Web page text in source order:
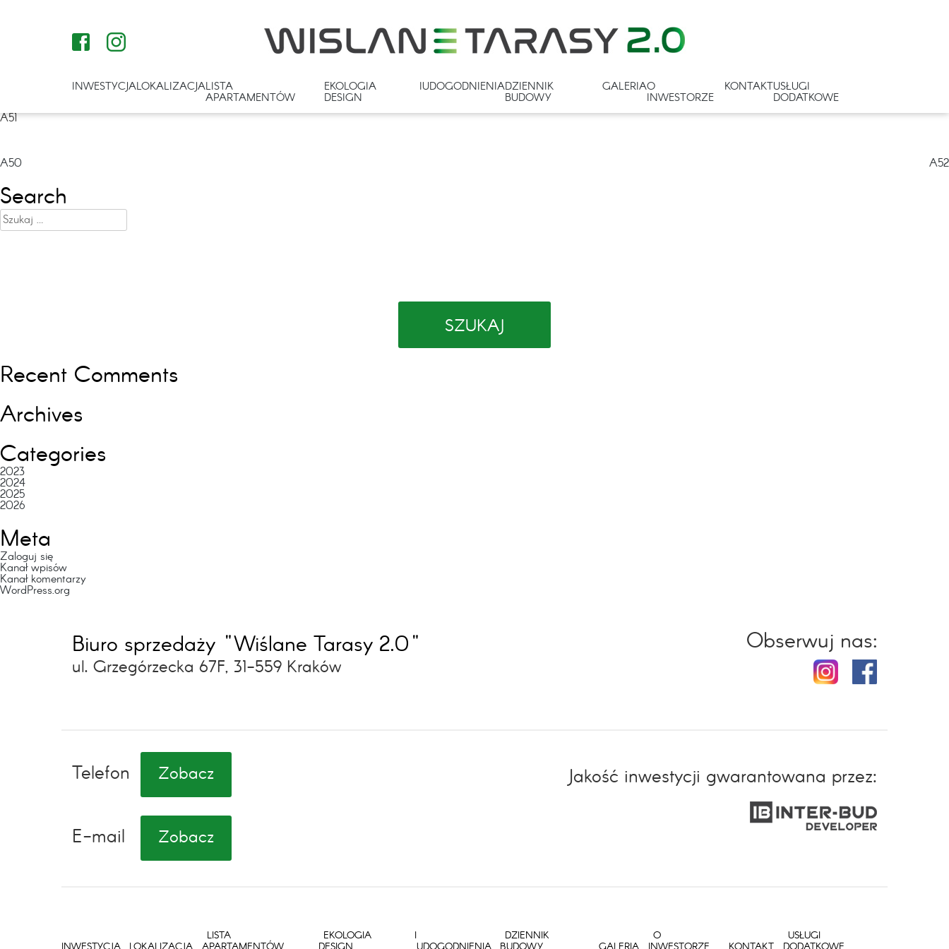
INWESTYCJALOKALIZACJALISTA
APARTAMENTÓW
EKOLOGIA I
DESIGN
UDOGODNIENIADZIENNIK
BUDOWY
GALERIAO
INWESTORZE
KONTAKTUSŁUGI
DODATKOWE
A51
Nawigacja
wpisu
A50 A52
Search
Szukaj:
Recent Comments
Archives
Categories
2023
2024
2025
2026
Meta
Zaloguj się
Kanał wpisów
Kanał komentarzy
WordPress.org
Biuro sprzedaży "Wiślane Tarasy 2.0"
ul. Grzegórzecka 67F, 31-559 Kraków
Obserwuj nas:
Telefon Zobacz
E-mail Zobacz
Jakość inwestycji gwarantowana przez:
LISTA
EKOLOGIA I
DZIENNIK
O
USŁUGI